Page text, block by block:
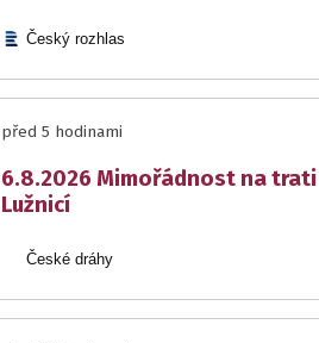
Český rozhlas
před 5 hodinami
6.8.2026 Mimořádnost na
Lužnicí
České dráhy